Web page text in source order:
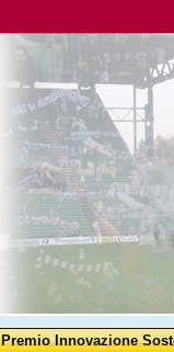
Premio Innovazione